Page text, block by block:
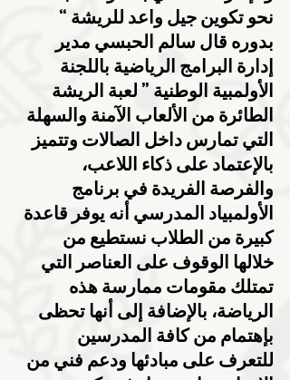
نحو تكوين جيل واعد للريشة “
بدوره قال سالم الحبسي مدير
إدارة البرامج الرياضية باللجنة
الأولمبية الوطنية ” لعبة الريشة
الطائرة من الألعاب الآمنة والسهلة
التي تمارس داخل الصالات وتتميز
بالإعتماد على ذكاء اللاعب،
والفرصة الفريدة في برنامج
الأولمبياد المدرسي أنه يوفر قاعدة
كبيرة من الطلاب نستطيع من
خلالها الوقوف على العناصر التي
تمتلك مقومات ممارسة هذه
الرياضة، بالإضافة إلى أنها تحظى
بإهتمام من كافة المدرسين
للتعرف على مبادئها ودعم فني من